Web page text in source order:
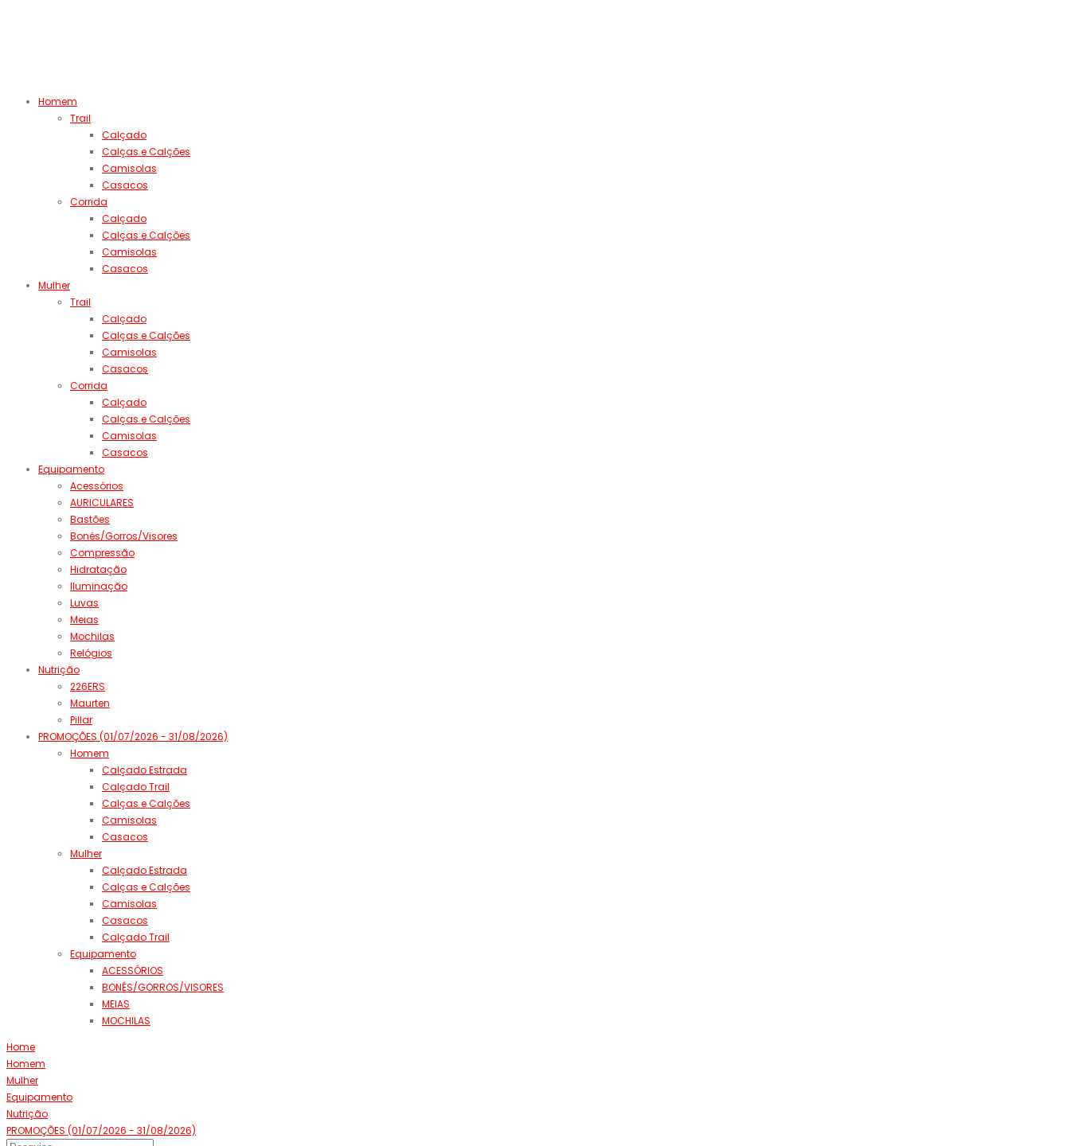
Homem
Trail
Calçado
Calças e Calções
Camisolas
Casacos
Corrida
Calçado
Calças e Calções
Camisolas
Casacos
Mulher
Trail
Calçado
Calças e Calções
Camisolas
Casacos
Corrida
Calçado
Calças e Calções
Camisolas
Casacos
Equipamento
Acessórios
AURICULARES
Bastões
Bonés/Gorros/Visores
Compressão
Hidratação
Iluminação
Luvas
Meias
Mochilas
Relógios
Nutrição
226ERS
Maurten
Pillar
PROMOÇÕES (01/07/2026 - 31/08/2026)
Homem
Calçado Estrada
Calçado Trail
Calças e Calções
Camisolas
Casacos
Mulher
Calçado Estrada
Calças e Calções
Camisolas
Casacos
Calçado Trail
Equipamento
ACESSÓRIOS
BONÉS/GORROS/VISORES
MEIAS
MOCHILAS
Home
Homem
Mulher
Equipamento
Nutrição
PROMOÇÕES (01/07/2026 - 31/08/2026)